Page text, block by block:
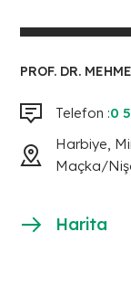
PROF. DR.
Telefon :0
Harbiye,
Maçka/
Harita